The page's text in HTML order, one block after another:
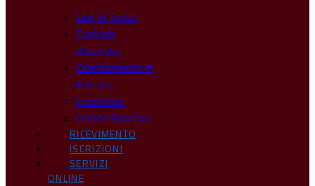
Libri di Testo
Curricolo
d’Istituto
Orientamento in
Entrata
Eportfolio
Centro Sportivo
RICEVIMENTO
ISCRIZIONI
SERVIZI
ONLINE